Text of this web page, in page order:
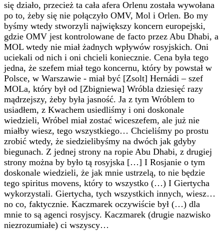
się działo, przecież ta cała afera Orlenu została wywołana
po to, żeby się nie połączyło OMV, Mol i Orlen. Bo my
byśmy wtedy stworzyli największy koncern europejski,
gdzie OMV jest kontrolowane de facto przez Abu Dhabi, a
MOL wtedy nie miał żadnych wpływów rosyjskich. Oni
uciekali od nich i oni chcieli koniecznie. Cena była tego
jedna, że szefem miał tego koncernu, który by powstał w
Polsce, w Warszawie - miał być [Zsolt] Hernádi – szef
MOLa, który był od [Zbigniewa] Wróbla dziesięć razy
mądrzejszy, żeby była jasność. Ja z tym Wróblem to
usiadłem, z Kwachem usiedliśmy i oni doskonale
wiedzieli, Wróbel miał zostać wiceszefem, ale już nie
miałby wiesz, tego wszystkiego… Chcieliśmy po prostu
zrobić wtedy, że siedzielibyśmy na dwóch jak gdyby
biegunach. Z jednej strony na ropie Abu Dhabi, z drugiej
strony można by było tą rosyjska […] I Rosjanie o tym
doskonale wiedzieli, że jak mnie ustrzelą, to nie będzie
tego spiritus movens, który to wszystko (…) I Giertycha
wykorzystali. Giertycha, tych wszystkich innych, wiesz…
no co, faktycznie. Kaczmarek oczywiście był (…) dla
mnie to są agenci rosyjscy. Kaczmarek (drugie nazwisko
niezrozumiałe) ci wszyscy…